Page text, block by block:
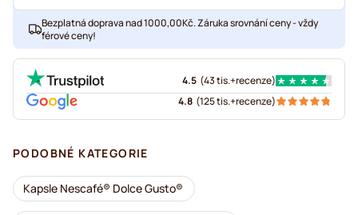
Bezplatná doprava nad 1000,00Kč. Záruka srovnání ceny - vždy
férové ceny!
4.5 (43 tis.+recenze)
4.8 (125 tis.+recenze)
PODOBNÉ KATEGORIE
Kapsle Nescafé® Dolce Gusto®